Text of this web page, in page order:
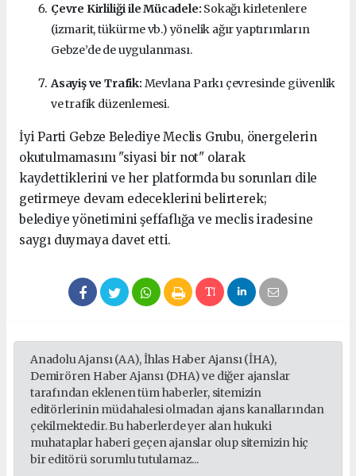
Çevre Kirliliği ile Mücadele: Sokağı kirletenlere
(izmarit, tükürme vb.) yönelik ağır yaptırımların
Gebze’de de uygulanması.
Asayiş ve Trafik: Mevlana Parkı çevresinde güvenlik
ve trafik düzenlemesi.
İyi Parti Gebze Belediye Meclis Grubu, önergelerin
okutulmamasını "siyasi bir not" olarak
kaydettiklerini ve her platformda bu sorunları dile
getirmeye devam edeceklerini belirterek;
belediye yönetimini şeffaflığa ve meclis iradesine
saygı duymaya davet etti.
Anadolu Ajansı (AA), İhlas Haber Ajansı (İHA),
Demirören Haber Ajansı (DHA) ve diğer ajanslar
tarafından eklenen tüm haberler, sitemizin
editörlerinin müdahalesi olmadan ajans kanallarından
çekilmektedir. Bu haberlerde yer alan hukuki
muhataplar haberi geçen ajanslar olup sitemizin hiç
bir editörü sorumlu tutulamaz...